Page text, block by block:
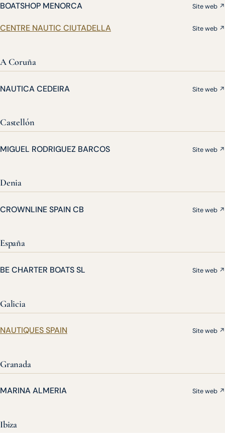
BOATSHOP MENORCA Site web ↗
CENTRE NAUTIC CIUTADELLA Site web ↗
A Coruña
NAUTICA CEDEIRA Site web ↗
Castellón
MIGUEL RODRIGUEZ BARCOS Site web ↗
Denia
CROWNLINE SPAIN CB Site web ↗
España
BE CHARTER BOATS SL Site web ↗
Galicia
NAUTIQUES SPAIN Site web ↗
Granada
MARINA ALMERIA Site web ↗
Ibiza